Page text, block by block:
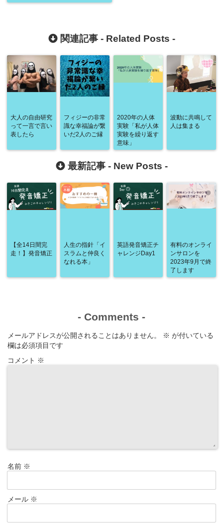
関連記事 - Related Posts -
大人の自由研究
って一言で言い
表したら
フィジーの非常
識な幸福論が繋
いだ2人のご縁
2020年の人体
実験「私が人体
実験を繰り返す
意味」
波動に共鳴して
人は集まる
最新記事 - New Posts -
【全14日間完
走！】発音矯正
人生の指針「イ
スラムと仲良く
なれる本」
英語発音矯正チ
ャレンジDay1
有料のオンライ
ンサロンを
2023年9月で終
了します
- Comments -
メールアドレスが公開されることはありません。 ※ が付いている
欄は必須項目です
コメント ※
名前 ※
メール ※